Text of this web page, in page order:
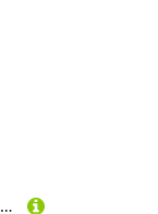
Mateju Kofferschutzhülle Elastisch Kofferhülle 18-32 Zoll, Grün Cover Reisekoffer Hülle Trolley Case Schutzhülle Luggage Cover Waschbare Staubdichte Kofferbezug (M,Vogel)